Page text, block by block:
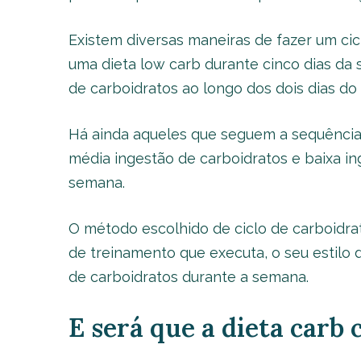
Existem diversas maneiras de fazer um
uma dieta low carb durante cinco dias da
de carboidratos ao longo dos dois dias do
Há ainda aqueles que seguem a
média ingestão de carboidratos e baixa
semana.
O método escolhido de ciclo de
de treinamento que executa, o seu estilo
de carboidratos durante a semana.
E será que a dieta carb